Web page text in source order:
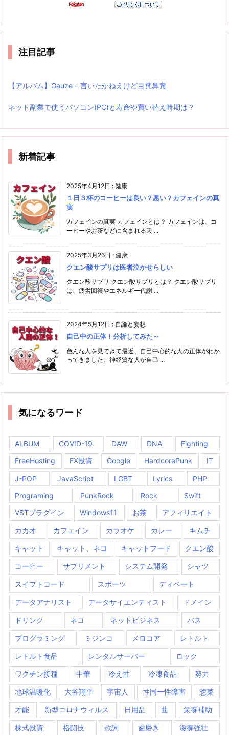
注目記事
【アルバム】Gauze – 言いたかねえけど目糞鼻糞
ネット副業で使うパソコン(PC)と寿命や買い替え時期は？
新着記事
2025年4月12日 : 健康
１日３杯のコーヒーは良い？悪い？カフェインの真
実
カフェインの真実 カフェインとは？ カフェインは、コ
ーヒーやお茶などに含まれる天 ...
2025年3月26日 : 健康
クエン酸サプリは医者泣かせらしい
クエン酸サプリ クエン酸サプリとは？ クエン酸サプリ
は、疲労回復やエネルギー代謝 ...
2024年5月12日 : 自論と妄想
自己中の正体！分析してみた～
色んな人を見てきて最近、自己中心的な人の正体がわか
ってきました。神経質な人が自己 ...
気になるワード
ALBUM COVID-19 DAW DNA
Fighting
FreeHosting
FX投資 Google HardcorePunk IT
J-POP JavaScript LGBT Lyrics
PHP
Programing
PunkRock Rock
Swift
VSTプラグイン
Windows11 お茶 アフィリエイト
カカオ カフェイン カラオケ カレー キムチ
キャット キャット、ネコ キャットフード クエン酸
コーヒー サプリメント システム開発 シャツ
スイフトコード スポーツ ディベート
データアナリスト データサイエンティスト ドメイン
ドリンク ネコ ネットビジネス バス
プログラミング ミジンコ メロコア レトルト
レトルト食品 レンタルサーバー ロック
ワクチン接種 中華 冷え性 冷凍食品 努力
地球温暖化 大谷翔平 宇宙人 性同一性障害 惣菜
才能 新型コロナウィルス 日用品 曲 栄養補助
株式投資 格闘技 歌詞 歯磨き 滋養強壮